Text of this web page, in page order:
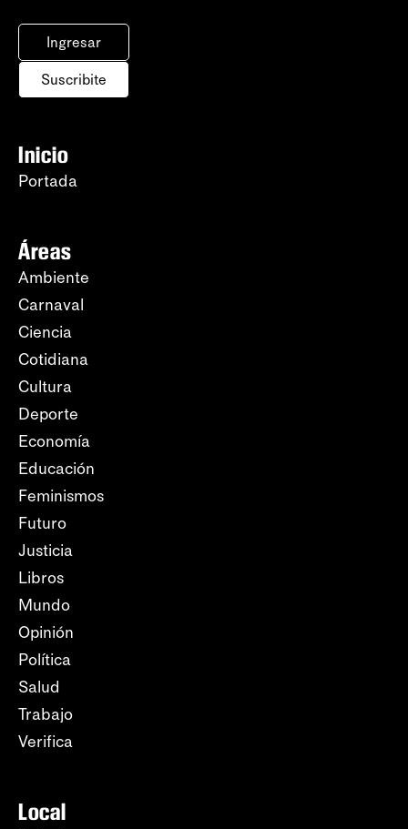
Ingresar
Suscribite
Inicio
Portada
Áreas
Ambiente
Carnaval
Ciencia
Cotidiana
Cultura
Deporte
Economía
Educación
Feminismos
Futuro
Justicia
Libros
Mundo
Opinión
Política
Salud
Trabajo
Verifica
Local